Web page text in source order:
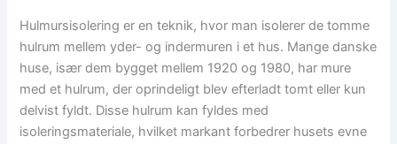
Hulmursisolering er en teknik, hvor man isolerer de tomme
hulrum mellem yder- og indermuren i et hus. Mange danske
huse, især dem bygget mellem 1920 og 1980, har mure
med et hulrum, der oprindeligt blev efterladt tomt eller kun
delvist fyldt. Disse hulrum kan fyldes med
isoleringsmateriale, hvilket markant forbedrer husets evne